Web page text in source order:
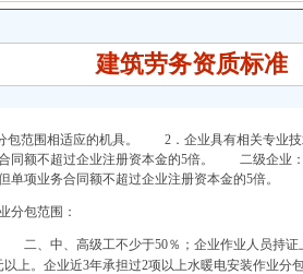
建筑劳务资质标准
范围相适应的机具。 2．企业具有相关专业技
同额不超过企业注册资本金的5倍。 二级企业
单项业务合同额不超过企业注册资本金的5倍。
包范围：
二、中、高级工不少于50％；企业作业人员持证
以上。企业近3年承担过2项以上水暖电安装作